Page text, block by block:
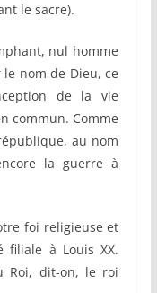
le sacre).
nul homme
nom de Dieu, ce
de la vie
commun. Comme
au nom
la guerre à
foi religieuse et
à Louis XX.
Roi, dit-on, le roi